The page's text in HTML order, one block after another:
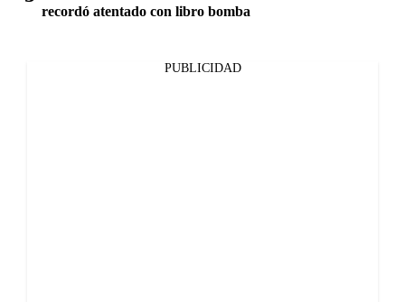
recordó atentado con libro bomba
PUBLICIDAD